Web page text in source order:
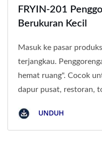
FRYIN-201
Berukuran Kecil
Masuk ke pasar
terjangkau.
hemat ruang". Cocok
dapur pusat, restoran,
UNDUH